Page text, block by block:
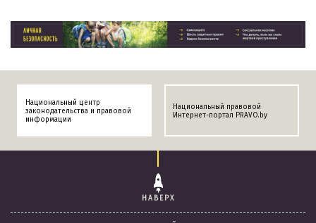
Национальный центр
законодательства и правовой
информации
Национальный правовой
Интернет-портал PRAVO.by
НАВЕРХ